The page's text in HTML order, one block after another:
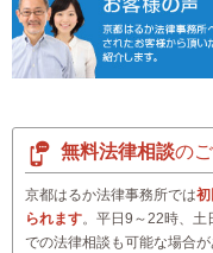
無料法律相談の
京都はるか法律事務所では
られます。平日9～22時、土
での法律相談も可能な場合